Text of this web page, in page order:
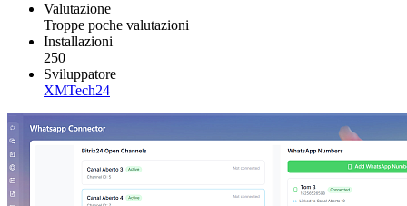
Valutazione
Troppe poche valutazioni
Installazioni
250
Sviluppatore
XMTech24